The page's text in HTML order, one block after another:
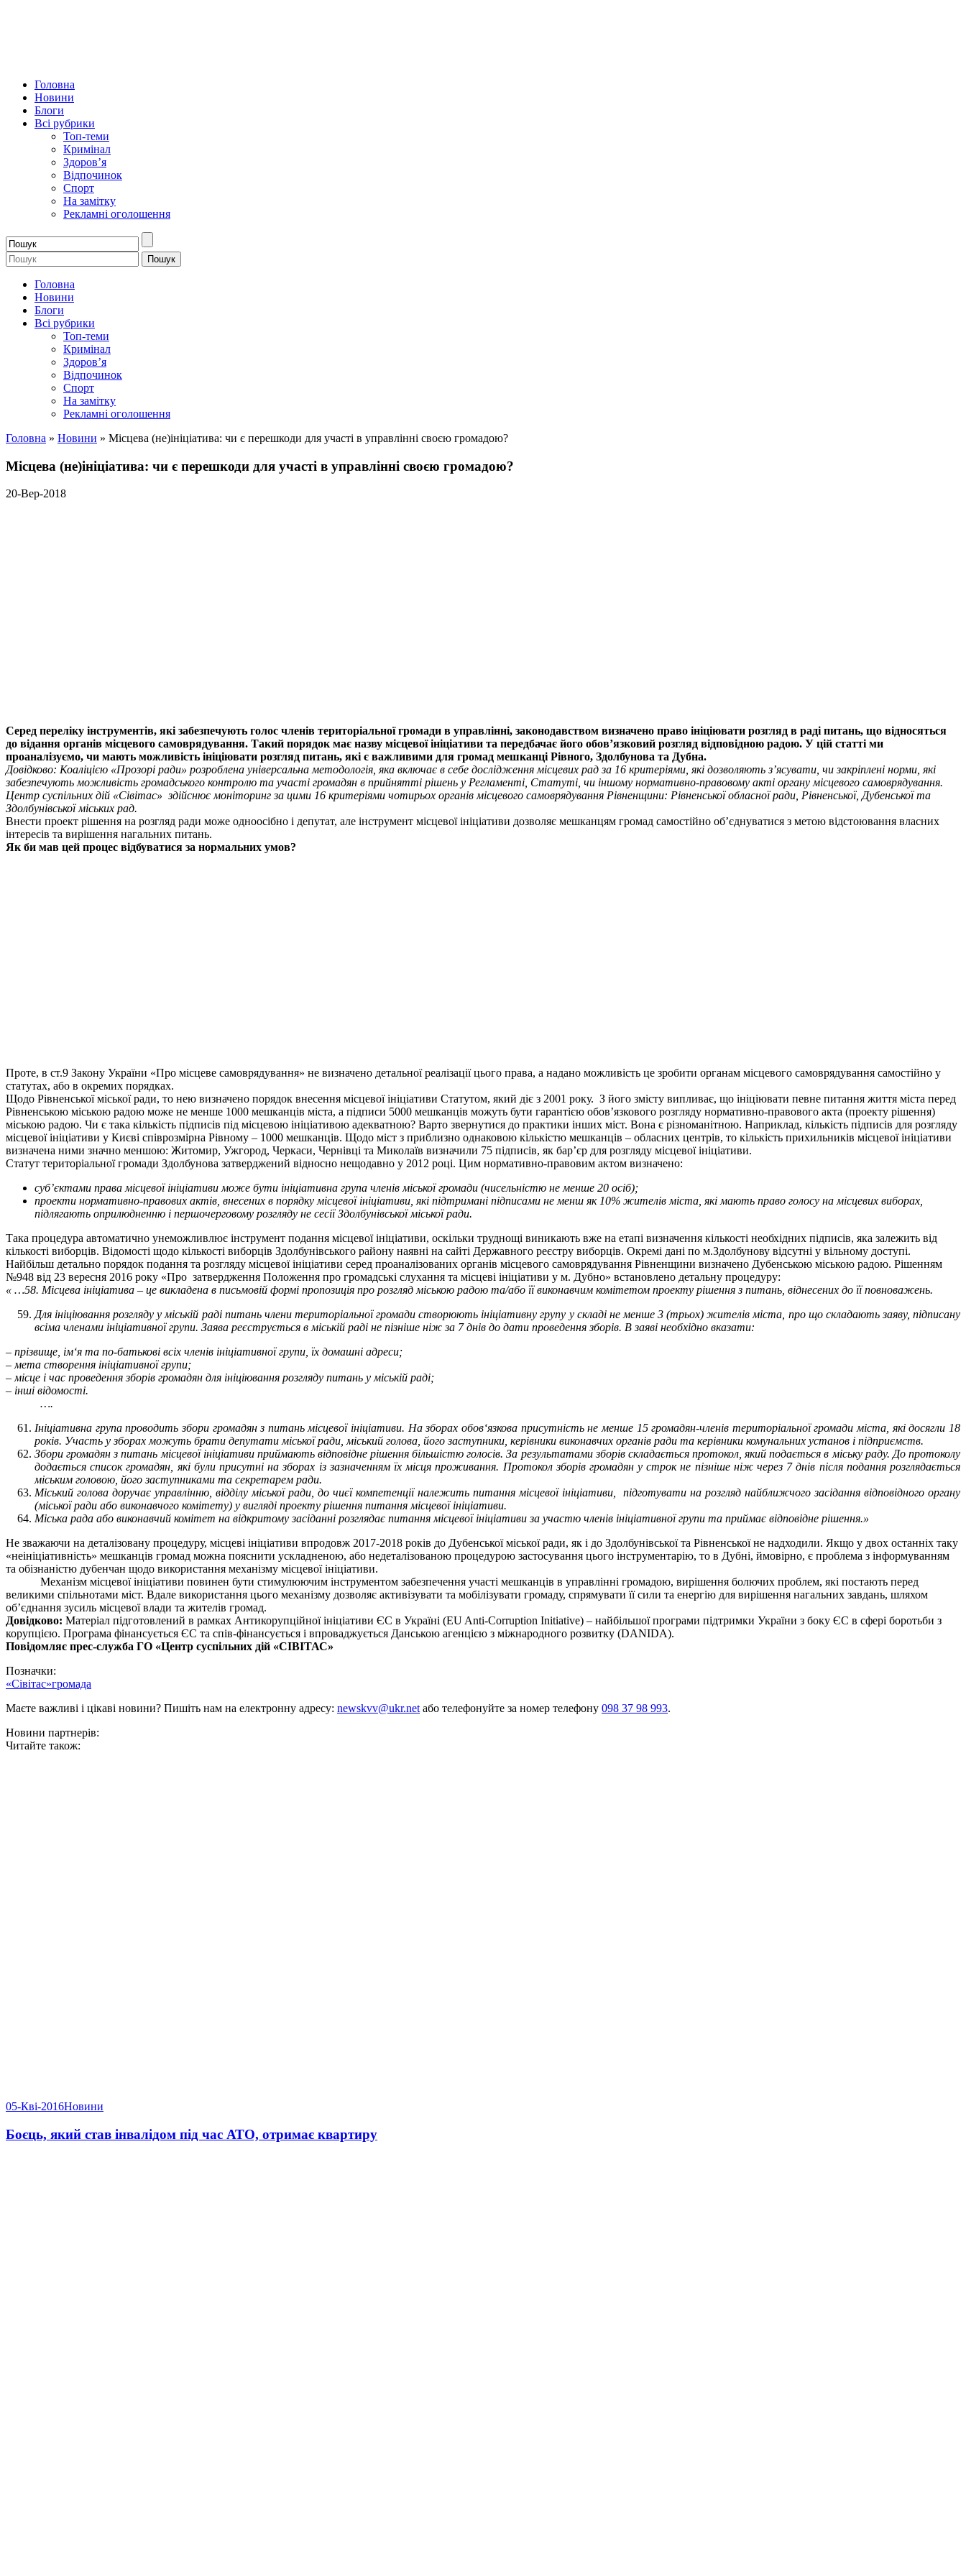
Головна
Новини
Блоги
Всі рубрики
Топ-теми
Кримінал
Здоров’я
Відпочинок
Спорт
На замітку
Рекламні оголошення
Головна
Новини
Блоги
Всі рубрики
Топ-теми
Кримінал
Здоров’я
Відпочинок
Спорт
На замітку
Рекламні оголошення
Головна » Новини » Місцева (не)ініціатива: чи є перешкоди для участі в управлінні своєю громадою?
Місцева (не)ініціатива: чи є перешкоди для участі в управлінні своєю громадою?
20-Вер-2018
Серед переліку інструментів, які забезпечують голос членів територіальної громади в управлінні, законодавством визначено право ініціювати розгляд в раді питань, що відносяться
до відання органів місцевого самоврядування. Такий порядок має назву місцевої ініціативи та передбачає його обов’язковий розгляд відповідною радою. У цій статті ми
проаналізуємо, чи мають можливість ініціювати розгляд питань, які є важливими для громад мешканці Рівного, Здолбунова та Дубна.
Довідково: Коаліцією «Прозорі ради» розроблена універсальна методологія, яка включає в себе дослідження місцевих рад за 16 критеріями, які дозволяють з’ясувати, чи закріплені норми, які
забезпечують можливість громадського контролю та участі громадян в прийнятті рішень у Регламенті, Статуті, чи іншому нормативно-правовому акті органу місцевого самоврядування.
Центр суспільних дій «Сівітас» здійснює моніторинг за цими 16 критеріями чотирьох органів місцевого самоврядування Рівненщини: Рівненської обласної ради, Рівненської, Дубенської та
Здолбунівської міських рад.
Внести проект рішення на розгляд ради може одноосібно і депутат, але інструмент місцевої ініціативи дозволяє мешканцям громад самостійно об’єднуватися з метою відстоювання власних
інтересів та вирішення нагальних питань.
Як би мав цей процес відбуватися за нормальних умов?
Проте, в ст.9 Закону України «Про місцеве самоврядування» не визначено детальної реалізації цього права, а надано можливість це зробити органам місцевого самоврядування самостійно у
статутах, або в окремих порядках.
Щодо Рівненської міської ради, то нею визначено порядок внесення місцевої ініціативи Статутом, який діє з 2001 року. З його змісту випливає, що ініціювати певне питання життя міста перед
Рівненською міською радою може не менше 1000 мешканців міста, а підписи 5000 мешканців можуть бути гарантією обов’язкового розгляду нормативно-правового акта (проекту рішення)
міською радою. Чи є така кількість підписів під місцевою ініціативою адекватною? Варто звернутися до практики інших міст. Вона є різноманітною. Наприклад, кількість підписів для розгляду
місцевої ініціативи у Києві співрозмірна Рівному – 1000 мешканців. Щодо міст з приблизно однаковою кількістю мешканців – обласних центрів, то кількість прихильників місцевої ініціативи
визначена ними значно меншою: Житомир, Ужгород, Черкаси, Чернівці та Миколаїв визначили 75 підписів, як бар’єр для розгляду місцевої ініціативи.
Статут територіальної громади Здолбунова затверджений відносно нещодавно у 2012 році. Цим нормативно-правовим актом визначено:
суб’єктами права місцевої ініціативи може бути ініціативна група членів міської громади (чисельністю не менше 20 осіб);
проекти нормативно-правових актів, внесених в порядку місцевої ініціативи, які підтримані підписами не менш як 10% жителів міста, які мають право голосу на місцевих виборах,
підлягають оприлюдненню і першочерговому розгляду не сесії Здолбунівської міської ради.
Така процедура автоматично унеможливлює інструмент подання місцевої ініціативи, оскільки труднощі виникають вже на етапі визначення кількості необхідних підписів, яка залежить від
кількості виборців. Відомості щодо кількості виборців Здолбунівського району наявні на сайті Державного реєстру виборців. Окремі дані по м.Здолбунову відсутні у вільному доступі.
Найбільш детально порядок подання та розгляду місцевої ініціативи серед проаналізованих органів місцевого самоврядування Рівненщини визначено Дубенською міською радою. Рішенням
№948 від 23 вересня 2016 року «Про затвердження Положення про громадські слухання та місцеві ініціативи у м. Дубно» встановлено детальну процедуру:
« …58. Місцева ініціатива – це викладена в письмовій формі пропозиція про розгляд міською радою та/або її виконавчим комітетом проекту рішення з питань, віднесених до її повноважень.
Для ініціювання розгляду у міській раді питань члени територіальної громади створюють ініціативну групу у складі не менше 3 (трьох) жителів міста, про що складають заяву, підписану
всіма членами ініціативної групи. Заява реєструється в міській раді не пізніше ніж за 7 днів до дати проведення зборів. В заяві необхідно вказати:
– прізвище, ім‘я та по-батькові всіх членів ініціативної групи, їх домашні адреси;
– мета створення ініціативної групи;
– місце і час проведення зборів громадян для ініціювання розгляду питань у міській раді;
– інші відомості.
….
Ініціативна група проводить збори громадян з питань місцевої ініціативи. На зборах обов‘язкова присутність не менше 15 громадян-членів територіальної громади міста, які досягли 18
років. Участь у зборах можуть брати депутати міської ради, міський голова, його заступники, керівники виконавчих органів ради та керівники комунальних установ і підприємств.
Збори громадян з питань місцевої ініціативи приймають відповідне рішення більшістю голосів. За результатами зборів складається протокол, який подається в міську раду. До протоколу
додається список громадян, які були присутні на зборах із зазначенням їх місця проживання. Протокол зборів громадян у строк не пізніше ніж через 7 днів після подання розглядається
міським головою, його заступниками та секретарем ради.
Міський голова доручає управлінню, відділу міської ради, до чиєї компетенції належить питання місцевої ініціативи, підготувати на розгляд найближчого засідання відповідного органу
(міської ради або виконавчого комітету) у вигляді проекту рішення питання місцевої ініціативи.
Міська рада або виконавчий комітет на відкритому засіданні розглядає питання місцевої ініціативи за участю членів ініціативної групи та приймає відповідне рішення.»
Не зважаючи на деталізовану процедуру, місцеві ініціативи впродовж 2017-2018 років до Дубенської міської ради, як і до Здолбунівської та Рівненської не надходили. Якщо у двох останніх таку
«неініціативність» мешканців громад можна пояснити ускладненою, або недеталізованою процедурою застосування цього інструментарію, то в Дубні, ймовірно, є проблема з інформуванням
та обізнаністю дубенчан щодо використання механізму місцевої ініціативи.
Механізм місцевої ініціативи повинен бути стимулюючим інструментом забезпечення участі мешканців в управлінні громадою, вирішення болючих проблем, які постають перед
великими спільнотами міст. Вдале використання цього механізму дозволяє активізувати та мобілізувати громаду, спрямувати її сили та енергію для вирішення нагальних завдань, шляхом
об’єднання зусиль місцевої влади та жителів громад.
Довідково: Матеріал підготовлений в рамках Антикорупційної ініціативи ЄС в Україні (EU Anti-Corruption Initiative) – найбільшої програми підтримки України з боку ЄС в сфері боротьби з
корупцією. Програма фінансується ЄС та спів-фінансується і впроваджується Данською агенцією з міжнародного розвитку (DANIDA).
Повідомляє прес-служба ГО «Центр суспільних дій «СІВІТАС»
Позначки:
«Сівітас»громада
Маєте важливі і цікаві новини? Пишіть нам на електронну адресу: newskvv@ukr.netабо телефонуйте за номер телефону 098 37 98 993.
Новини партнерів:
Читайте також:
05-Кві-2016Новини
Боєць, який став інвалідом під час АТО, отримає квартиру